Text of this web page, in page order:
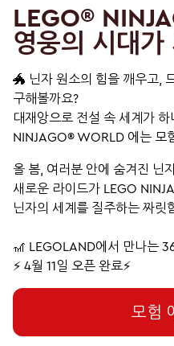
LEGO®
영웅의 시대가
🐲 닌자 원소의 힘을 깨우고,
구해볼까요?
대재앙으로 전설 속 세계가
NINJAGO® WORLD 에는 모
올 봄, 여러분 안에 숨겨진 닌
새로운 라이드가 LEGO
닌자의 세계를 질주하는 짜릿
🎢 LEGOLAND에서 만나는
⚡️ 4월 11일 오픈 완료⚡️
모험